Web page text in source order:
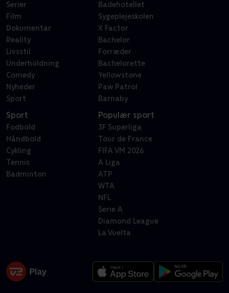
Serier
Film
Dokumentar
Reality
Livsstil
Underholdning
Comedy
Nyheder
Sport
Badehotellet
Sygeplejeskolen
X Factor
Bachelor
Forræder
Bachelorette
Yellowstone
Paw Patrol
Barnaby
Sport
Fodbold
Håndbold
Cykling
Tennis
Badminton
Populær sport
3F Superliga
Tour de France
FIFA VM 2026
A Liga
ATP
WTA
NFL
Serie A
Diamond League
La Vuelta